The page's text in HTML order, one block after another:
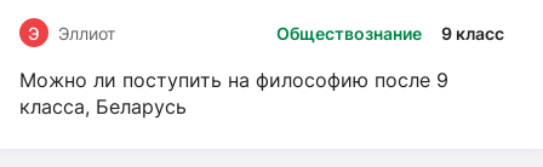
Обществознание 9 класс
Э Эллиот
Можно ли поступить на философию после 9
класса, Беларусь